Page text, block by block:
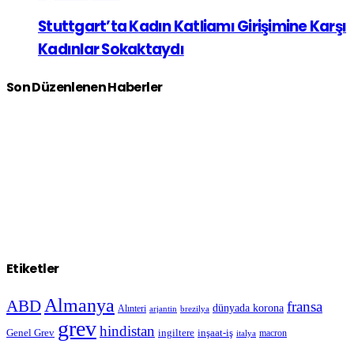
Stuttgart’ta Kadın Katliamı Girişimine Karşı
Kadınlar Sokaktaydı
Son Düzenlenen Haberler
Etiketler
ABD Almanya Alınteri arjantin brezilya dünyada korona fransa
Genel Grev grevhindistan ingiltere inşaat-iş italya macron